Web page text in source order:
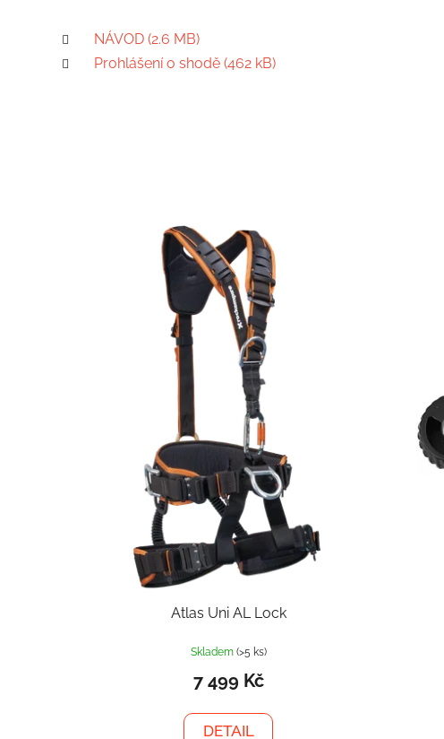
NÁVOD (2.6 MB)
Prohlášení o shodě (462 kB)
Atlas Uni AL Lock
Skladem (>5 ks)
7 499 Kč
DETAIL